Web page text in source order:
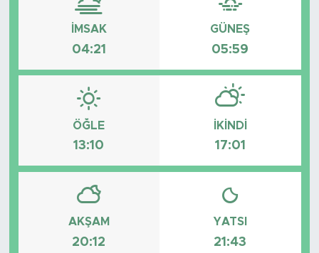
İMSAK
04:21
GÜNEŞ
05:59
ÖĞLE
13:10
İKINDI
17:01
AKŞAM
20:12
YATSI
21:43